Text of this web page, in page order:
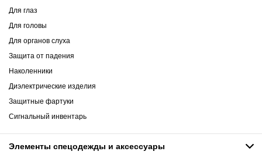
Для глаз
Для головы
Для органов слуха
Защита от падения
Наколенники
Диэлектрические изделия
Защитные фартуки
Сигнальный инвентарь
Элементы спецодежды и аксессуары